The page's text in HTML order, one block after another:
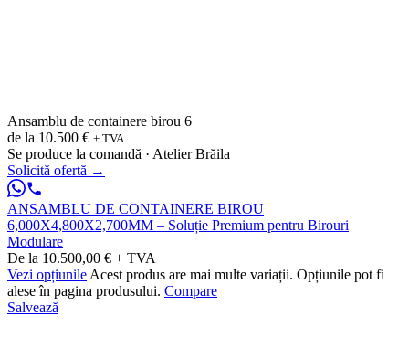
Ansamblu de containere birou 6
de la 10.500 € + TVA
Se produce la comandă · Atelier Brăila
Solicită ofertă →
ANSAMBLU DE CONTAINERE BIROU
6,000X4,800X2,700MM – Soluție Premium pentru Birouri
Modulare
De la 10.500,00 € + TVA
Vezi opțiunile Acest produs are mai multe variații. Opțiunile pot fi
alese în pagina produsului. Compare
Salvează